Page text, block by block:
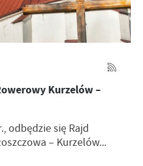
Kurzelów –
odbędzie się Rajd
– Kurzelów...
stronach podmiotów trzecich lub
oraz innych dostawców usług.
prezentujących nasze